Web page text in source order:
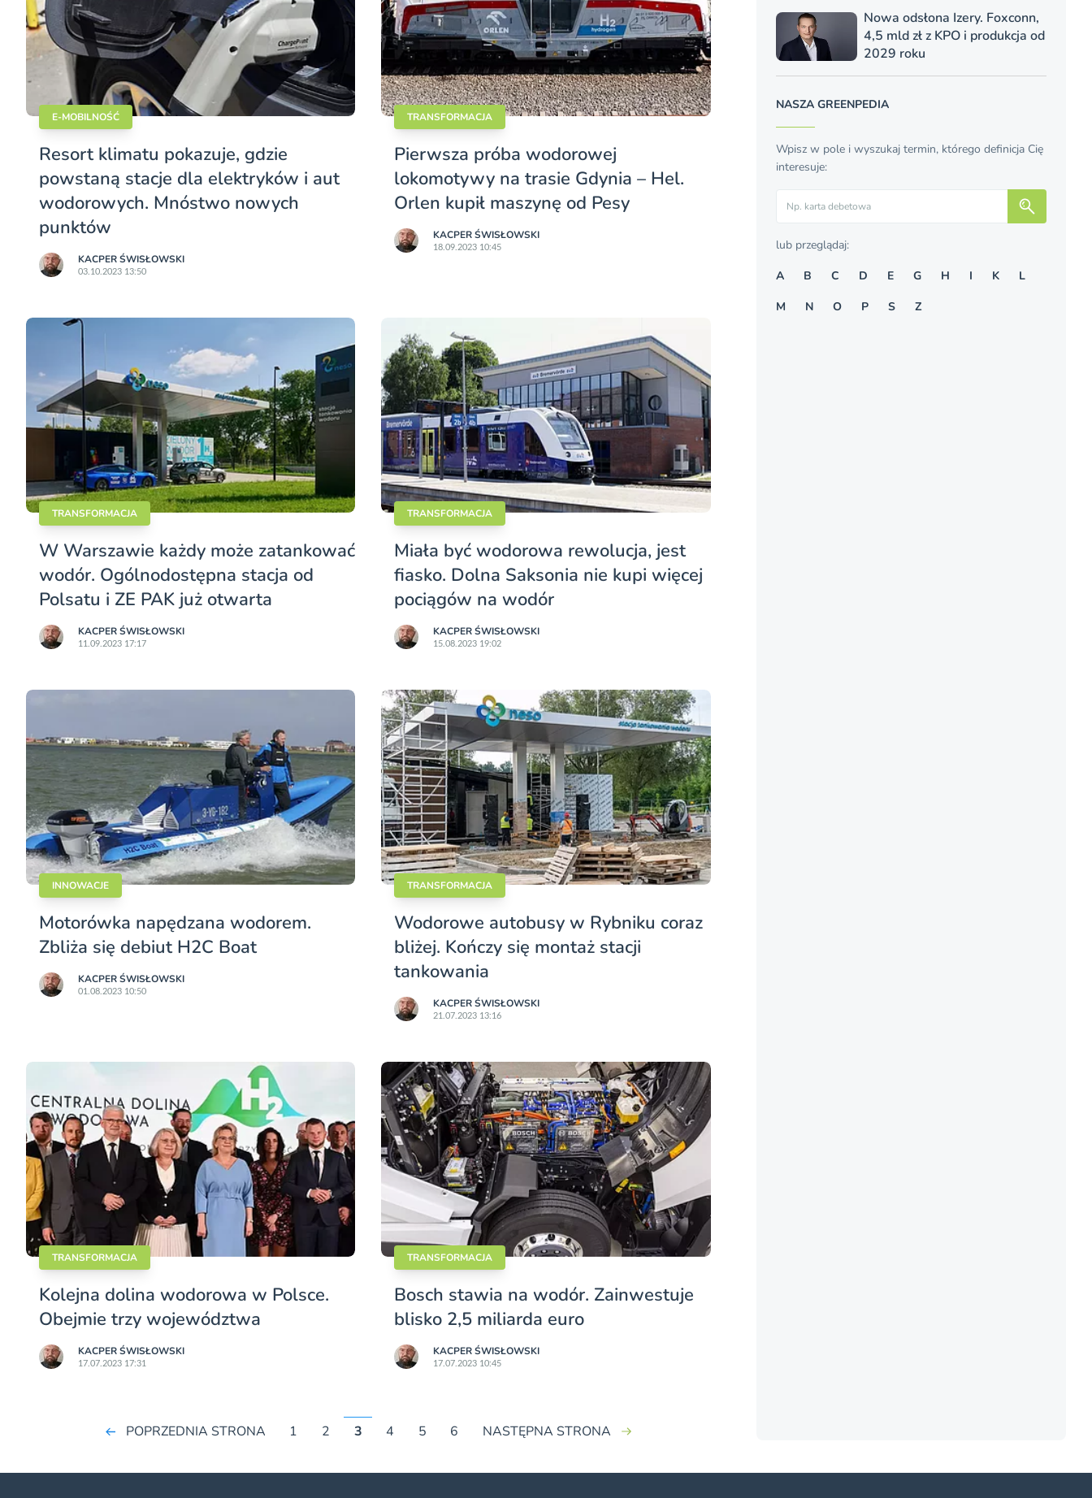
E-MOBILNOŚĆ
Resort klimatu pokazuje, gdzie
powstaną stacje dla elektryków i aut
wodorowych. Mnóstwo nowych
punktów
KACPER ŚWISŁO­WSKI
03.10.2023 13:50
TRANSFORMACJA
Pierwsza próba wodorowej
lokomotywy na trasie Gdynia – Hel.
Orlen kupił maszynę od Pesy
KACPER ŚWISŁO­WSKI
18.09.2023 10:45
TRANSFORMACJA
W Warszawie każdy może zatankować
wodór. Ogólnodostępna stacja od
Polsatu i ZE PAK już otwarta
KACPER ŚWISŁO­WSKI
11.09.2023 17:17
TRANSFORMACJA
Miała być wodorowa rewolucja, jest
fiasko. Dolna Saksonia nie kupi więcej
pociągów na wodór
KACPER ŚWISŁO­WSKI
15.08.2023 19:02
INNOWACJE
Motorówka napędzana wodorem.
Zbliża się debiut H2C Boat
KACPER ŚWISŁO­WSKI
01.08.2023 10:50
TRANSFORMACJA
Wodorowe autobusy w Rybniku coraz
bliżej. Kończy się montaż stacji
tankowania
KACPER ŚWISŁO­WSKI
21.07.2023 13:16
TRANSFORMACJA
Kolejna dolina wodorowa w Polsce.
Obejmie trzy województwa
KACPER ŚWISŁO­WSKI
17.07.2023 17:31
TRANSFORMACJA
Bosch stawia na wodór. Zainwestuje
blisko 2,5 miliarda euro
KACPER ŚWISŁO­WSKI
17.07.2023 10:45
POPRZEDNIA STRONA 1 2 3 4 5 6 NASTĘPNA STRONA
Nowa odsłona Izery. Foxconn,
4,5 mld zł z KPO i produkcja od
2029 roku
NASZA GREENPEDIA
Wpisz w pole i wyszukaj termin, którego definicja Cię
interesuje:
lub przeglądaj:
A
B C D E G H I K
L
M
N O P S Z